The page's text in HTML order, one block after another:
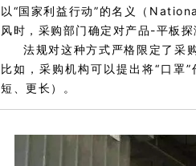
以“国家利益行动”的名义（
风时，采购部门确定对产品-平板
法规对这种方式严格限定了采
比如，采购机构可以提出将“口
短、更长）。